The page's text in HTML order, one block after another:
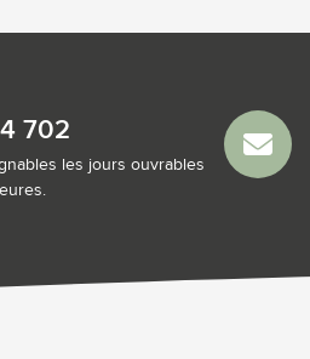
702
les jours ouvrables